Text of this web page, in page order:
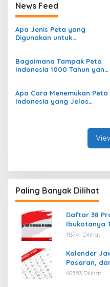
News Feed
Apa Jenis Peta yang
Digunakan untuk
Indonesia?
Bagaimana Tampak Peta
Indonesia 1000 Tahun yang
Apa Cara Menemukan Peta
Indonesia yang Jelas
Paling Banyak Dilihat
Daftar 38
Ibukotanya
113741 Dilihat
Kalender
Pasaran,
60553 Dilihat